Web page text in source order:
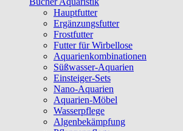
Hauptfutter
Ergänzungsfutter
Frostfutter
Futter für Wirbellose
Aquarienkombinationen
Süßwasser-Aquarien
Einsteiger-Sets
Nano-Aquarien
Aquarien-Möbel
Wasserpflege
Algenbekämpfung